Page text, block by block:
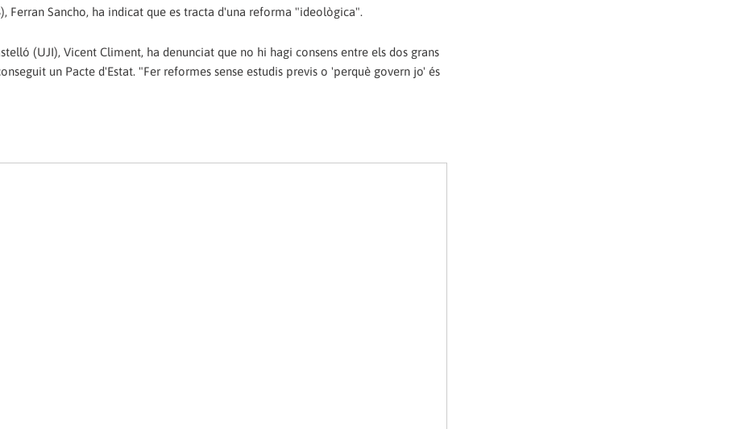
Ferran Sancho, ha indicat que es tracta d'una reforma "ideològica".
(UJI), Vicent Climent, ha denunciat que no hi hagi consens entre els dos grans
un Pacte d'Estat. "Fer reformes sense estudis previs o 'perquè govern jo' és